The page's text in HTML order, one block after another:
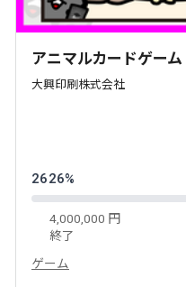
アニマルカードゲーム
大興印刷株式会社
2626%
4,000,000 円
終了
ゲーム